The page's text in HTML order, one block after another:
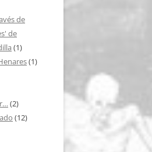
de
de
(1)
(1)
(2)
(12)